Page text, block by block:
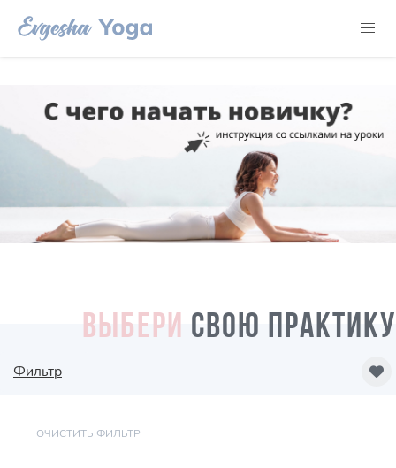
ВЫБЕРИ СВОЮ ПРАКТИКУ
Фильтр
ОЧИСТИТЬ ФИЛЬТР